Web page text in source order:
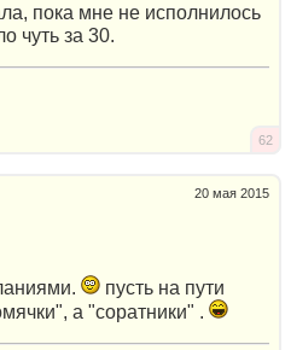
пока мне не исполнилось
чуть за 30.
62
20 мая 2015
пусть на пути
а "соратники" .